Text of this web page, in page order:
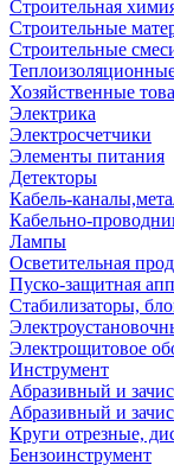
Строительная
Строительные
Строительные
Хозяйственные
Электрика
Электросчетчики
Элементы питания
Детекторы
Кабель-
Кабельно-
Лампы
Осветительная
Пуско-защитная
Стабилизаторы,
Электрощитовое
Инструмент
Абразивный и
Абразивный и
Круги отрезные,
Бензоинструмент